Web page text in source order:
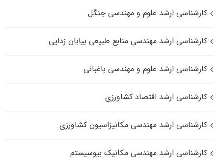
کارشناسی ارشد علوم و مهندسی جنگل
کارشناسی ارشد مهندسی منابع طبیعی بیابان زدایی
کارشناسی ارشد علوم و مهندسی باغبانی
کارشناسی ارشد اقتصاد کشاورزی
کارشناسی ارشد مهندسی مکانیزاسیون کشاورزی
کارشناسی ارشد مهندسی مکانیک بیوسیستم